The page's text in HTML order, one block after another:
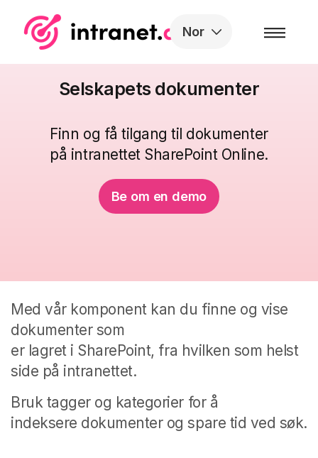
Nor
Selskapets dokumenter
Finn og få tilgang til dokumenter
på intranettet SharePoint Online.
Be om en demo
Med vår komponent kan du finne og vise
dokumenter som
er lagret i SharePoint, fra hvilken som helst
side på intranettet.
Bruk tagger og kategorier for å
indeksere dokumenter og spare tid ved søk.